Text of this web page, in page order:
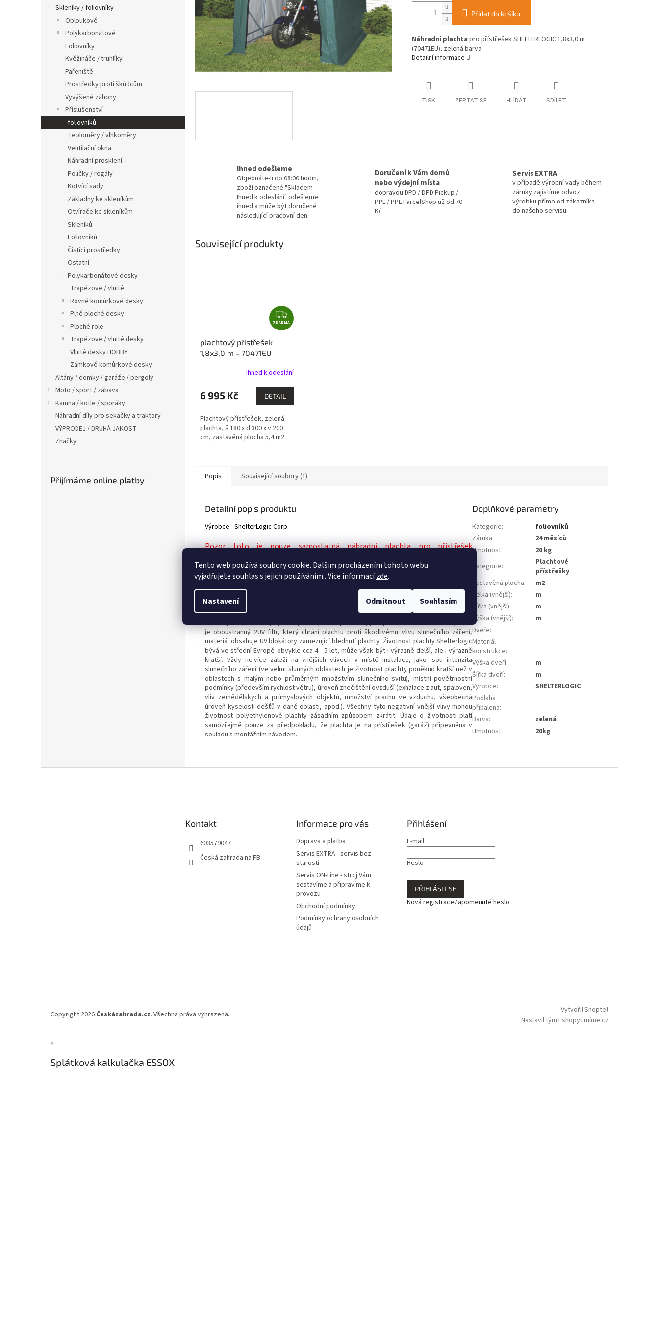
Tento web používá soubory cookie. Dalším procházením tohoto webu
vyjadřujete souhlas s jejich používáním.. Více informacízde.
Nastavení Odmítnout Souhlasím
Skleníky / foliovníky
Obloukové
Polykarbonátové
Foliovníky
Kvěžináče / truhlíky
Pařeniště
Prostředky proti škůdcům
Vyvýšené záhony
Příslušenství
foliovníků
Teploměry / vlhkoměry
Ventilační okna
Náhradní prosklení
Poličky / regály
Kotvící sady
Základny ke skleníkům
Otvírače ke skleníkům
Skleníků
Foliovníků
Čistící prostředky
Ostatní
Polykarbonátové desky
Trapézové / vlnité
Rovné komůrkové desky
Plné ploché desky
Ploché role
Trapézové / vlnité desky
Vlnité desky HOBBY
Zámkové komůrkové desky
Altány / domky / garáže / pergoly
Moto / sport / zábava
Kamna / kotle / sporáky
Náhradní díly pro sekačky a traktory
VÝPRODEJ / DRUHÁ JAKOST
Značky
Přijímáme online platby
Přidat do košíku
Náhradní plachta pro přístřešek SHELTERLOGIC 1,8x3,0 m
(70471EU), zelená barva.
Detailní informace
TISK ZEPTAT SE HLÍDAT SDÍLET
Ihned odešleme
Objednáte-li do 08:00 hodin,
zboží označené "Skladem -
Ihned k odeslání" odešleme
ihned a může být doručené
následující pracovní den.
Doručení k Vám domů
nebo výdejní místa
dopravou DPD / DPD Pickup /
PPL / PPL ParcelShop už od 70
Kč
Servis EXTRA
v případě výrobní vady během
záruky zajistíme odvoz
výrobku přímo od zákazníka
do našeho servisu
Související produkty
Z
D
A
ZDARMA
plachtový přístřešek
1,8x3,0 m - 70471EU
Ihned k odeslání
6 995 Kč DETAIL
Plachtový přístřešek, zelená
plachta, š 180 x d 300 x v 200
cm, zastavěná plocha 5,4 m2.
Popis Související soubory (1)
Detailní popis produktu
Výrobce - ShelterLogic Corp.
Pozor toto je pouze samostatná náhradní plachta pro přístřešek
Pro ověření kompatibility s Vaším přístřeškem přejděte do horní záložky „Vhodné
Životnost plachty ShelterLogic:
Plachta je vyrobena z třívrstvého tkaného polyetylenu o hmotnosti 213 g/m². Plachta je
odolná proti protržení, vyznačuje se vysokou pevností, je teplotně stabilní. Samozřejmostí
je oboustranný 2UV filtr, který chrání plachtu proti škodlivému vlivu slunečního záření,
materiál obsahuje UV blokátory zamezující blednutí plachty. Životnost plachty Shelterlogic
bývá ve střední Evropě obvykle cca 4 - 5 let, může však být i výrazně delší, ale i výrazně
kratší. Vždy nejvíce záleží na vnějších vlivech v místě instalace, jako jsou intenzita
slunečního záření (ve velmi slunných oblastech je životnost plachty poněkud kratší než v
oblastech s malým nebo průměrným množstvím slunečního svitu), místní povětrnostní
podmínky (především rychlost větru), úroveň znečištění ovzduší (exhalace z aut, spaloven,
vliv zemědělských a průmyslových objektů, množství prachu ve vzduchu, všeobecná
úroveň kyselosti dešťů v dané oblasti, apod.). Všechny tyto negativní vnější vlivy mohou
životnost polyethylenové plachty zásadním způsobem zkrátit. Údaje o životnosti platí
samozřejmě pouze za předpokladu, že plachta je na přístřešek (garáž) připevněna v
souladu s montážním návodem.
Doplňkové parametry
Kategorie:
foliovníků
Záruka:
24 měsíců
Hmotnost:
20 kg
Kategorie:
Plachtové
přístřešky
Zastavěná plocha:
m2
Délka (vnější):
m
Šířka (vnější):
m
Výška (vnější):
m
Dveře:
Materiál
konstrukce:
Výška dveří:
m
Šířka dveří:
m
Výrobce:
SHELTERLOGIC
Podlaha
přibalena:
Barva:
zelená
Hmotnost: 20kg
Kontakt
603579047
Česká zahrada na FB
Informace pro vás
Doprava a platba
Servis EXTRA - servis bez
starostí
Servis ON-Line - stroj Vám
sestavíme a připravíme k
provozu
Obchodní podmínky
Podmínky ochrany osobních
údajů
Přihlášení
E-mail
Heslo
PŘIHLÁSIT SE
Nová registraceZapomenuté heslo
Vytvořil Shoptet
Nastavil tým EshopyUmíme.cz
Copyright 2026 Českázahrada.cz. Všechna práva vyhrazena.
×
Splátková kalkulačka ESSOX